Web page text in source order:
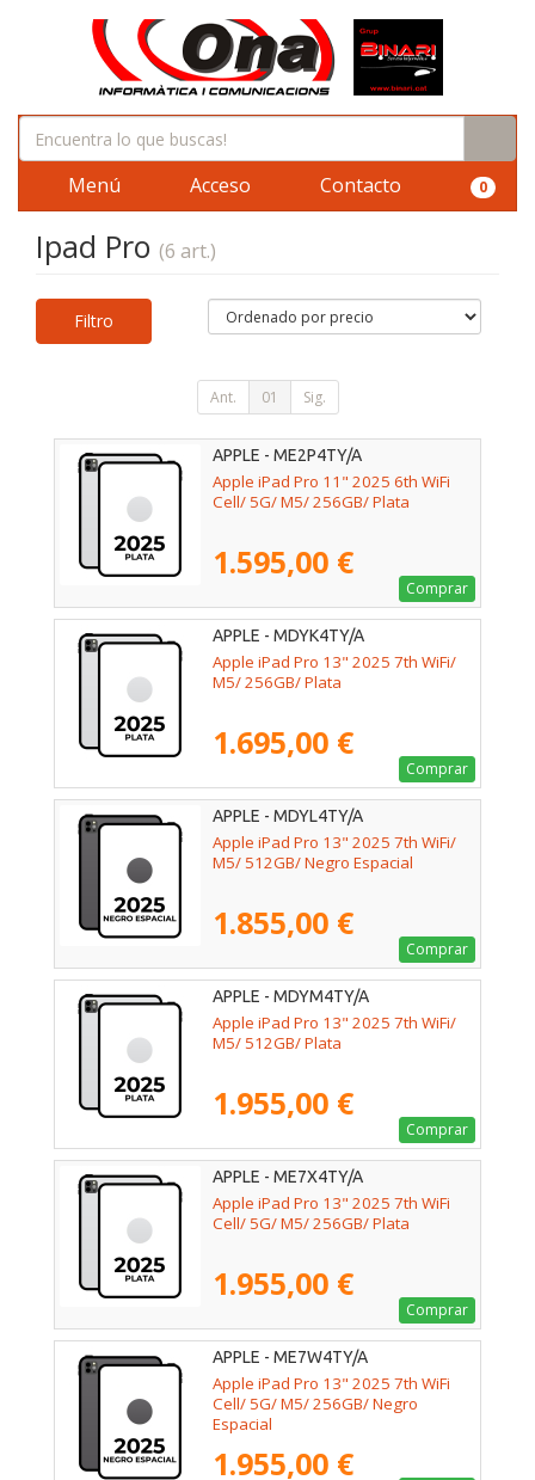
Menú Acceso Contacto 0
Ipad Pro (6 art.)
Filtro
Ant. 01 Sig.
APPLE - ME2P4TY/A
Apple iPad Pro 11" 2025 6th WiFi
Cell/ 5G/ M5/ 256GB/ Plata
1.595,00 €
Comprar
APPLE - MDYK4TY/A
Apple iPad Pro 13" 2025 7th WiFi/
M5/ 256GB/ Plata
1.695,00 €
Comprar
APPLE - MDYL4TY/A
Apple iPad Pro 13" 2025 7th WiFi/
M5/ 512GB/ Negro Espacial
1.855,00 €
Comprar
APPLE - MDYM4TY/A
Apple iPad Pro 13" 2025 7th WiFi/
M5/ 512GB/ Plata
1.955,00 €
Comprar
APPLE - ME7X4TY/A
Apple iPad Pro 13" 2025 7th WiFi
Cell/ 5G/ M5/ 256GB/ Plata
1.955,00 €
Comprar
APPLE - ME7W4TY/A
Apple iPad Pro 13" 2025 7th WiFi
Cell/ 5G/ M5/ 256GB/ Negro
Espacial
1.955,00 €